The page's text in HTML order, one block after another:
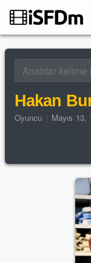
Hakan
Oyuncu Mayıs 13,